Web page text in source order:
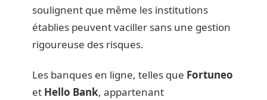
soulignent que même les institutions
établies peuvent vaciller sans une gestion
rigoureuse des risques.
Les banques en ligne, telles que Fortuneo
et Hello Bank, appartenant